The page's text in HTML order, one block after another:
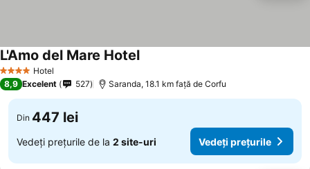
4 Stele Hotel
L'Amo del Mare Hotel
8,9 Excelent 527 Saranda, 18.1 km faţă de Corfu
Din 447 lei
Vedeți prețurile de la 2 site-uri Vedeți prețurile